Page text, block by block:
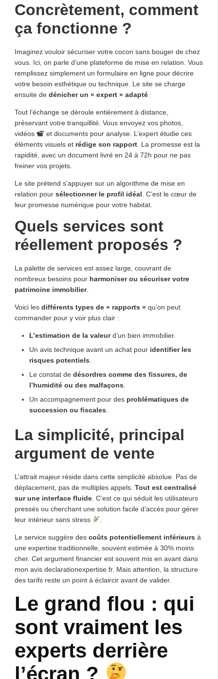
Concrètement, comment
ça fonctionne ?
Imaginez vouloir sécuriser votre cocon sans bouger de chez
vous. Ici, on parle d’une plateforme de mise en relation. Vous
remplissez simplement un formulaire en ligne pour décrire
votre besoin esthétique ou technique. Le site se charge
ensuite de dénicher un « expert » adapté
Tout l’échange se déroule entièrement à distance,
préservant votre tranquillité. Vous envoyez vos photos,
vidéos
et documents pour analyse. L’expert étudie ces
éléments visuels et rédige son rapport . La promesse est la
rapidité, avec un document livré en 24 à 72h pour ne pas
freiner vos projets.
Le site prétend s’appuyer sur un algorithme de mise en
relation pour sélectionner le profil idéal . C’est le cœur de
leur promesse numérique pour votre habitat.
Quels services sont
réellement proposés ?
La palette de services est assez large, couvrant de
nombreux besoins pour harmoniser ou sécuriser votre
patrimoine immobilier.
Voici les différents types de « rapports » qu’on peut
commander pour y voir plus clair :
L’estimation de la valeurd’un bien immobilier.
Un avis technique avant un achat pour identifier les
risques potentiels
Le constat de désordres comme des fissures, de
l’humidité ou des malfaçons
Un accompagnement pour des problématiques de
succession ou fiscales
La simplicité, principal
argument de vente
L’attrait majeur réside dans cette simplicité absolue. Pas de
déplacement, pas de multiples appels. Tout est centralisé
sur une interface fluide . C’est ce qui séduit les utilisateurs
pressés ou cherchant une solution facile d’accès pour gérer
leur intérieur sans stress
Le service suggère des coûts potentiellement inférieurs à
une expertise traditionnelle, souvent estimée à 30% moins
cher. Cet argument financier est souvent mis en avant dans
mon avis declarationexpertise.fr. Mais attention, la structure
des tarifs reste un point à éclaircir avant de valider.
Le grand flou : qui
sont vraiment les
experts derrière
l’écran ?